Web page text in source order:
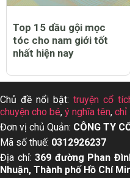
Top 15 dầu gội mọc
tóc cho nam giới tốt
nhất hiện nay
Chủ đề nổi bật:truyện cổ
chuyện cho bé, ý nghĩa tên, chỉ
Đơn vị chủ Quản: CÔNG TY
Mã số thuế: 0312926237
Địa chỉ:369 đường Phan
Nhuận, Thành phố Hồ Chí